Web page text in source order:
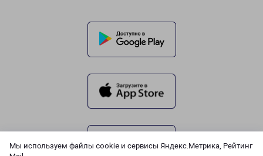
Мы используем файлы cookie и сервисы Яндекс.Метрика, Рейтинг